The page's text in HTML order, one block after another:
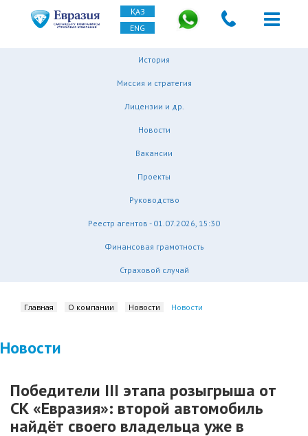
ҚАЗ
ENG
История
Миссия и стратегия
Лицензии и др.
Новости
Вакансии
Проекты
Руководство
Реестр агентов - 01.07.2026, 15:30
Финансовая грамотность
Страховой случай
Главная О компании Новости Новости
Новости
Победители III этапа розыгрыша от
СК «Евразия»: второй автомобиль
найдёт своего владельца уже в